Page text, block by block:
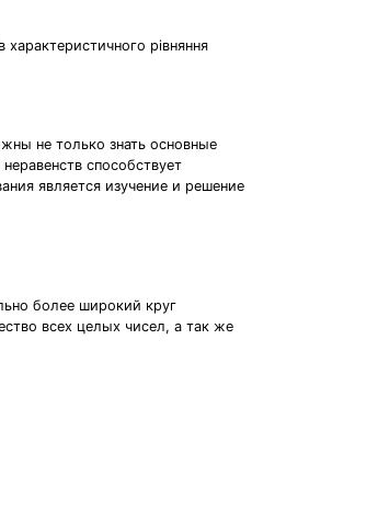
рівняння
не только знать основные
способствует
является изучение и решение
более широкий круг
всех целых чисел, а так же